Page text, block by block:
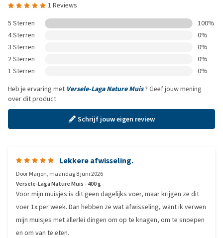
1 Reviews
5 Sterren
100%
4 Sterren
0%
3 Sterren
0%
2 Sterren
0%
1 Sterren
0%
Heb je ervaring met Versele-Laga Nature Muis? Geef jouw mening
over dit product
Schrijf jouw eigen review
Lekkere afwisseling.
DoorMarjon, maandag 8 juni 2026
Versele-Laga Nature Muis - 400 g
Voor mijn muisjes is dit geen dagelijks voer, maar krijgen ze dit
voer 1x per week. Dan hebben ze wat afwisseling, want ik verwen
mijn muisjes met allerlei dingen om op te knagen, om te snoepen
en om van te eten.